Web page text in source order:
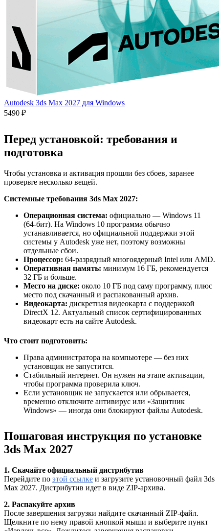
Autodesk 3ds Max 2027 для Windows
5490 ₽
Перед установкой: требования и
подготовка
Чтобы установка и активация прошли без сбоев, заранее
проверьте несколько вещей.
Системные требования 3ds Max 2027:
Операционная система: официально — Windows 11
(64-бит). На Windows 10 программа обычно
устанавливается, но официальной поддержки этой
системы у Autodesk уже нет, поэтому возможны
отдельные сбои.
Процессор: 64-разрядный многоядерный Intel или AMD.
Оперативная память: минимум 16 ГБ, рекомендуется
32 ГБ и больше.
Место на диске: около 10 ГБ под саму программу, плюс
место под скачанный и распакованный архив.
Видеокарта: дискретная видеокарта с поддержкой
DirectX 12. Актуальный список сертифицированных
видеокарт есть на сайте Autodesk.
Что стоит подготовить:
Права администратора на компьютере — без них
установщик не запустится.
Стабильный интернет. Он нужен на этапе активации,
чтобы программа проверила ключ.
Если установщик не запускается или обрывается,
временно отключите антивирус или «Защитник
Windows» — иногда они блокируют файлы Autodesk.
Пошаговая инструкция по установке
3ds Max 2027
1. Скачайте официальный дистрибутив
Перейдите по этой ссылке и загрузите установочный файл 3ds
Max 2027. Дистрибутив идет в виде ZIP-архива.
2. Распакуйте архив
После завершения загрузки найдите скачанный ZIP-файл.
Щелкните по нему правой кнопкой мыши и выберите пункт